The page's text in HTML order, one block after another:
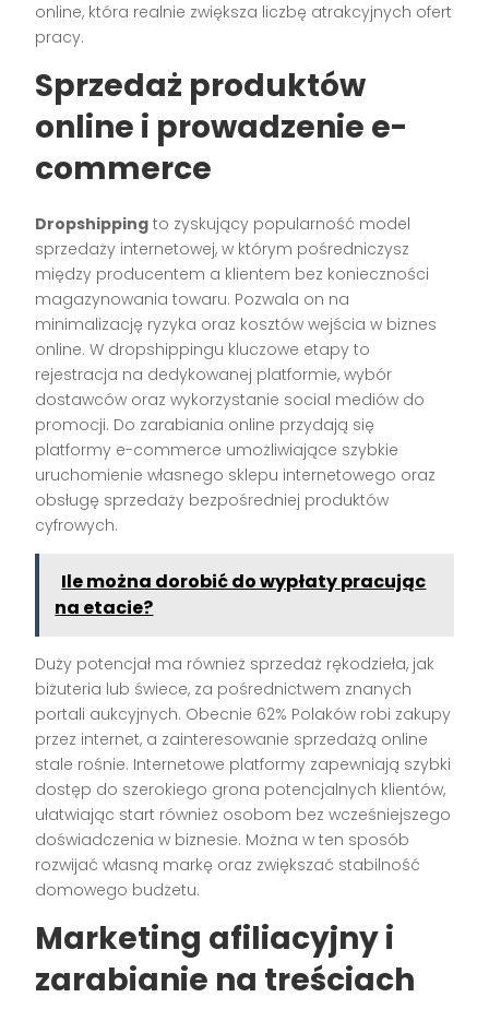
online, która realnie zwiększa liczbę atrakcyjnych ofert
pracy.
Sprzedaż produktów
online i prowadzenie e-
commerce
Dropshipping to zyskujący popularność model
sprzedaży internetowej, w którym pośredniczysz
między producentem a klientem bez konieczności
magazynowania towaru. Pozwala on na
minimalizację ryzyka oraz kosztów wejścia w biznes
online. W dropshippingu kluczowe etapy to
rejestracja na dedykowanej platformie, wybór
dostawców oraz wykorzystanie social mediów do
promocji. Do zarabiania online przydają się
platformy e-commerce umożliwiające szybkie
uruchomienie własnego sklepu internetowego oraz
obsługę sprzedaży bezpośredniej produktów
cyfrowych.
Ile można dorobić do wypłaty pracując
na etacie?
Duży potencjał ma również sprzedaż rękodzieła, jak
biżuteria lub świece, za pośrednictwem znanych
portali aukcyjnych. Obecnie 62% Polaków robi zakupy
przez internet, a zainteresowanie sprzedażą online
stale rośnie. Internetowe platformy zapewniają szybki
dostęp do szerokiego grona potencjalnych klientów,
ułatwiając start również osobom bez wcześniejszego
doświadczenia w biznesie. Można w ten sposób
rozwijać własną markę oraz zwiększać stabilność
domowego budżetu.
Marketing afiliacyjny i
zarabianie na treściach